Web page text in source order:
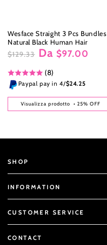
Wesface Straight 3 Pcs Bundles
Natural Black Human Hair
regolare
$129.33
prezzo
di
Da $97.00
(8)
Paypal pay in 4/$24.25
Visualizza prodotto • 25% OFF
SHOP
INFORMATION
CUSTOMER SERVICE
CONTACT